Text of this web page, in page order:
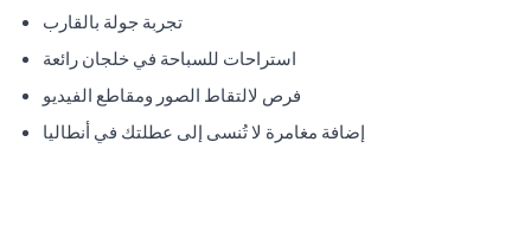
تجربة جولة بالقارب
استراحات للسباحة في خلجان رائعة
فرص لالتقاط الصور ومقاطع الفيديو
إضافة مغامرة لا تُنسى إلى عطلتك في أنطاليا